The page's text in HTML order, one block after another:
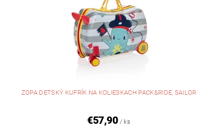
ZOPA DETSKÝ KUFRÍK NA KOLIESKACH PACK&RIDE, SAILOR
€57,90 / ks